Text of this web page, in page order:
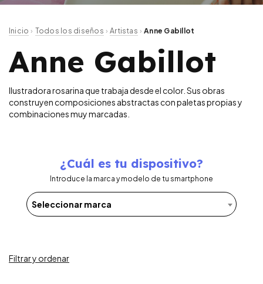
Inicio › Todos los diseños › Artistas › Anne Gabillot
Anne Gabillot
Ilustradora rosarina que trabaja desde el color. Sus obras
construyen composiciones abstractas con paletas propias y
combinaciones muy marcadas.
¿Cuál es tu dispositivo?
Introduce la marca y modelo de tu smartphone
Seleccionar marca
Filtrar y ordenar